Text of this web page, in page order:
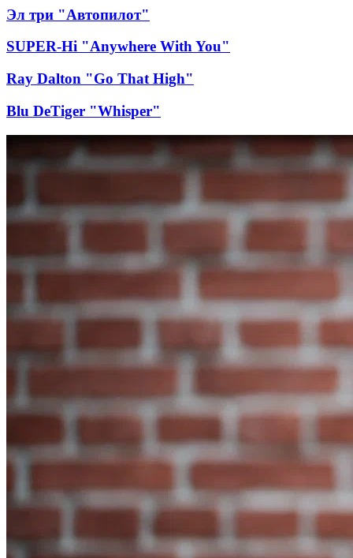
Эл три "Автопилот"
SUPER-Hi "Anywhere With You"
Ray Dalton "Go That High"
Blu DeTiger "Whisper"